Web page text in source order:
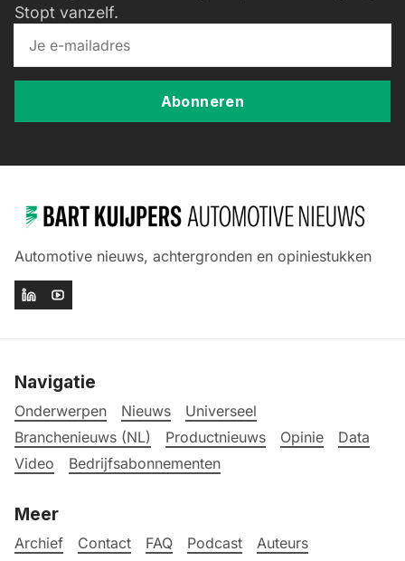
Stopt vanzelf.
Abonneren
Automotive nieuws, achtergronden en opiniestukken
Navigatie
Onderwerpen Nieuws
Universeel
Branchenieuws (NL)
Productnieuws Opinie
Data
Video
Bedrijfsabonnementen
Meer
Archief Contact FAQ Podcast
Auteurs